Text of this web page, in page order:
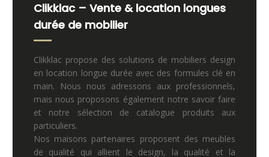
Clikklac – Vente & location longues
durée de mobilier
Clikklac propose des solutions de mobiliers design
en location longue durée avec des formules clé en
main. Nous nous adressons aux professionnels,
mais nous proposons également notre savoir faire
et notre sélection de catalogue produits aux
particuliers.
Nos maisons partenaires proposent des meubles
de qualité qui allient le design, la qualité et la